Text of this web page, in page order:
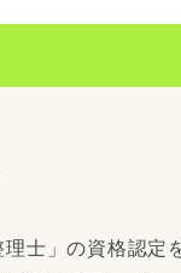
士」の資格認定